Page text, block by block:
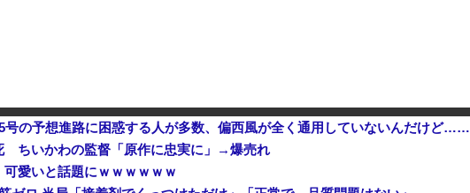
号の予想進路に困惑する人が多数、偏西風が全く通用していないんだけど……
ちいかわの監督「原作に忠実に」→爆売れ
愛いと話題にｗｗｗｗｗｗ